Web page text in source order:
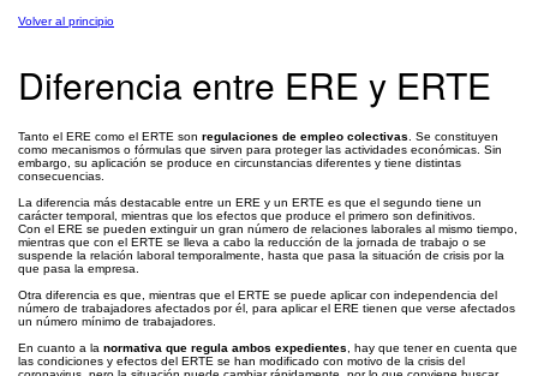
Volver al principio
Diferencia entre ERE y ERTE
Tanto el ERE como el ERTE son regulaciones de empleo colectivas . Se constituyen
como mecanismos o fórmulas que sirven para proteger las actividades económicas. Sin
embargo, su aplicación se produce en circunstancias diferentes y tiene distintas
consecuencias.
La diferencia más destacable entre un ERE y un ERTE es que el segundo tiene un
carácter temporal, mientras que los efectos que produce el primero son definitivos.
Con el ERE se pueden extinguir un gran número de relaciones laborales al mismo tiempo,
mientras que con el ERTE se lleva a cabo la reducción de la jornada de trabajo o se
suspende la relación laboral temporalmente, hasta que pasa la situación de crisis por la
que pasa la empresa.
Otra diferencia es que, mientras que el ERTE se puede aplicar con independencia del
número de trabajadores afectados por él, para aplicar el ERE tienen que verse afectados
un número mínimo de trabajadores.
En cuanto a la normativa que regula ambos expedientes , hay que tener en cuenta que
las condiciones y efectos del ERTE se han modificado con motivo de la crisis del